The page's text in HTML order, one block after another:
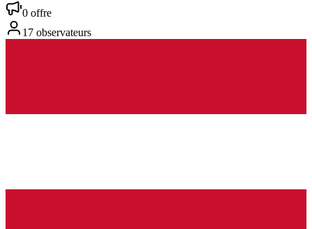
0 offre
17 observateurs